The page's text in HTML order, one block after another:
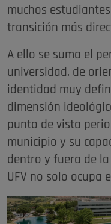
muchos
transición más
A ello se suma el
universidad, de
identidad muy
dimensión
punto de vista
municipio y su
dentro y fuera de
UFV no solo ocupa